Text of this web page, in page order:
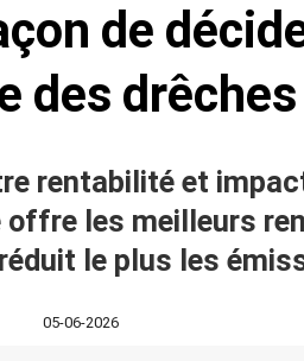
de
des drêches
rentabilité et
offre les meilleurs
le plus les
05-06-2026